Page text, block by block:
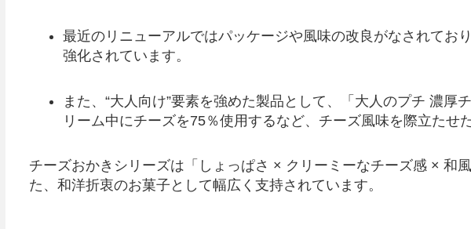
最近のリニューアルではパッケージや風味の改良がなされてお
強化されています。
また、“大人向け”要素を強めた製品として、「大人のプチ 濃厚
リーム中にチーズを75％使用するなど、チーズ風味を際立たせ
チーズおかきシリーズは「しょっぱさ × クリーミーなチーズ感 × 和
た、和洋折衷のお菓子として幅広く支持されています。